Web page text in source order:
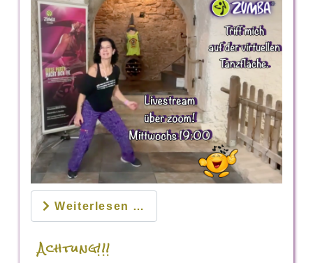
Weiterlesen …
Achtung!!!